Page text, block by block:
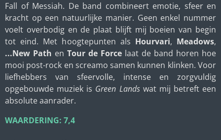
Fall of Messiah. De band combineert emotie, sfeer en
kracht op een natuurlijke manier. Geen enkel nummer
voelt overbodig en de plaat blijft mij boeien van begin
tot eind. Met hoogtepunten als Hourvari, Meadows,
...New Path en Tour de Force laat de band horen hoe
mooi post-rock en screamo samen kunnen klinken. Voor
liefhebbers van sfeervolle, intense en zorgvuldig
opgebouwde muziek is Green Landswat mij betreft een
absolute aanrader.
WAARDERING: 7,4